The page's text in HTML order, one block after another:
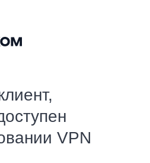
VPN